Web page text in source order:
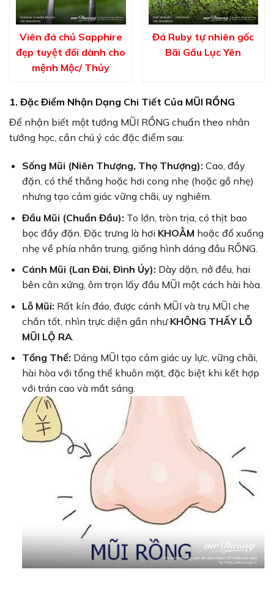
Viên đá chủ Sapphire
đẹp tuyệt đối dành cho
mệnh Mộc/ Thủy
Đá Ruby tự nhiên gốc
Bãi Gấu Lục Yên
1. Đặc Điểm Nhận Dạng Chi Tiết Của MŨI RỒNG
Để nhận biết một tướng MŨI RỒNG chuẩn theo nhân
tướng học, cần chú ý các đặc điểm sau:
Sống Mũi (Niên Thượng, Thọ Thượng): Cao, đầy
đặn, có thể thẳng hoặc hơi cong nhẹ (hoặc gồ nhẹ)
nhưng tạo cảm giác vững chãi, uy nghiêm.
Đầu Mũi (Chuẩn Đầu): To lớn, tròn trịa, có thịt bao
bọc đầy đặn. Đặc trưng là hơi KHOẰM hoặc đổ xuống
nhẹ về phía nhân trung, giống hình dáng đầu RỒNG.
Cánh Mũi (Lan Đài, Đình Úy): Dày dặn, nở đều, hai
bên cân xứng, ôm trọn lấy đầu MŨI một cách hài hòa.
Lỗ Mũi: Rất kín đáo, được cánh MŨI và trụ MŨI che
chắn tốt, nhìn trực diện gần như KHÔNG THẤY LỖ
MŨI LỘ RA.
Tổng Thể: Dáng MŨI tạo cảm giác uy lực, vững chãi,
hài hòa với tổng thể khuôn mặt, đặc biệt khi kết hợp
với trán cao và mắt sáng.